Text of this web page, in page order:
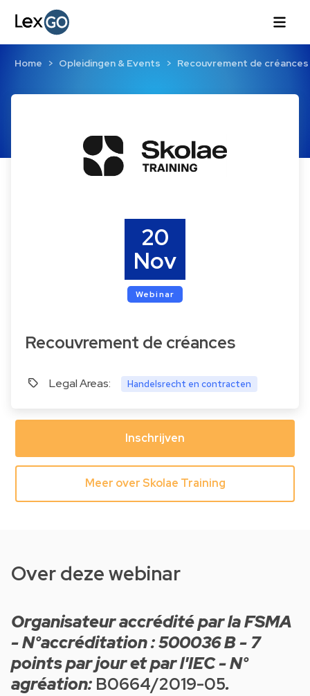
Home Opleidingen & Events Recouvrement de créances
Recouvrement de créances
Legal Areas: Handelsrecht en contracten
20
Nov
Webinar
Inschrijven
Meer over Skolae Training
Over deze webinar
Organisateur accrédité par la FSMA
- N°accréditation : 500036 B - 7
points par jour et par l'IEC - N°
agréation: B0664/2019-05.